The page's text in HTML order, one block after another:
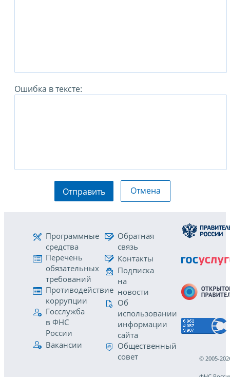
Ошибка в тексте:
Отправить Отмена
Программные
средства
Перечень
обязательных
требований
Противодействие
коррупции
Госслужба
в ФНС
России
Вакансии
Обратная
связь
Контакты
Подписка
на
новости
Об
использовании
информации
сайта
Общественный
совет
© 2005-